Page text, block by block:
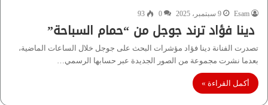
Esam 9 سبتمبر، 2025 0
93
دينا فؤاد ترند جوجل من “حمام السباحة”
تصدرت الفنانة دينا فؤاد مؤشرات البحث على جوجل خلال الساعات الماضية،
بعدما نشرت مجموعة من الصور الجديدة عبر حسابها الرسمي…
أكمل القراءة »